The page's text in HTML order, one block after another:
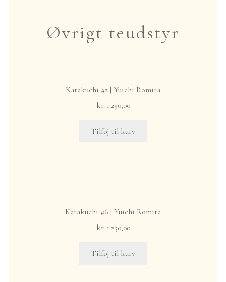
Nyheder
Teudstyr
Øvrigt teudstyr
Katakuchi #2 | Yuichi Romita
kr.1.250,00
Tilføj til kurv
Katakuchi #6 | Yuichi Romita
kr.1.250,00
Tilføj til kurv